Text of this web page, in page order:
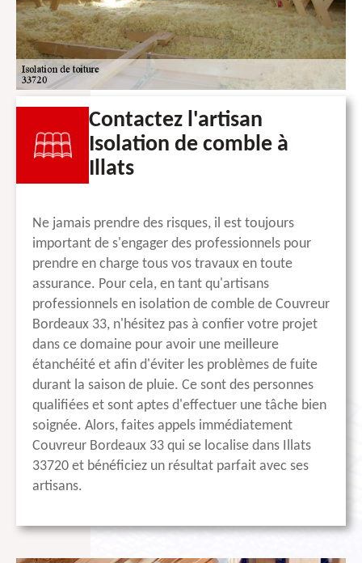
Contactez l'artisan
Isolation de comble à
Illats
Ne jamais prendre des risques, il est toujours
important de s'engager des professionnels pour
prendre en charge tous vos travaux en toute
assurance. Pour cela, en tant qu'artisans
professionnels en isolation de comble de Couvreur
Bordeaux 33, n'hésitez pas à confier votre projet
dans ce domaine pour avoir une meilleure
étanchéité et afin d'éviter les problèmes de fuite
durant la saison de pluie. Ce sont des personnes
qualifiées et sont aptes d'effectuer une tâche bien
soignée. Alors, faites appels immédiatement
Couvreur Bordeaux 33 qui se localise dans Illats
33720 et bénéficiez un résultat parfait avec ses
artisans.